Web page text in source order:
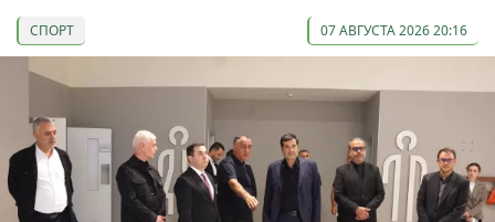
СПОРТ 07 АВГУСТА 2026 20:16